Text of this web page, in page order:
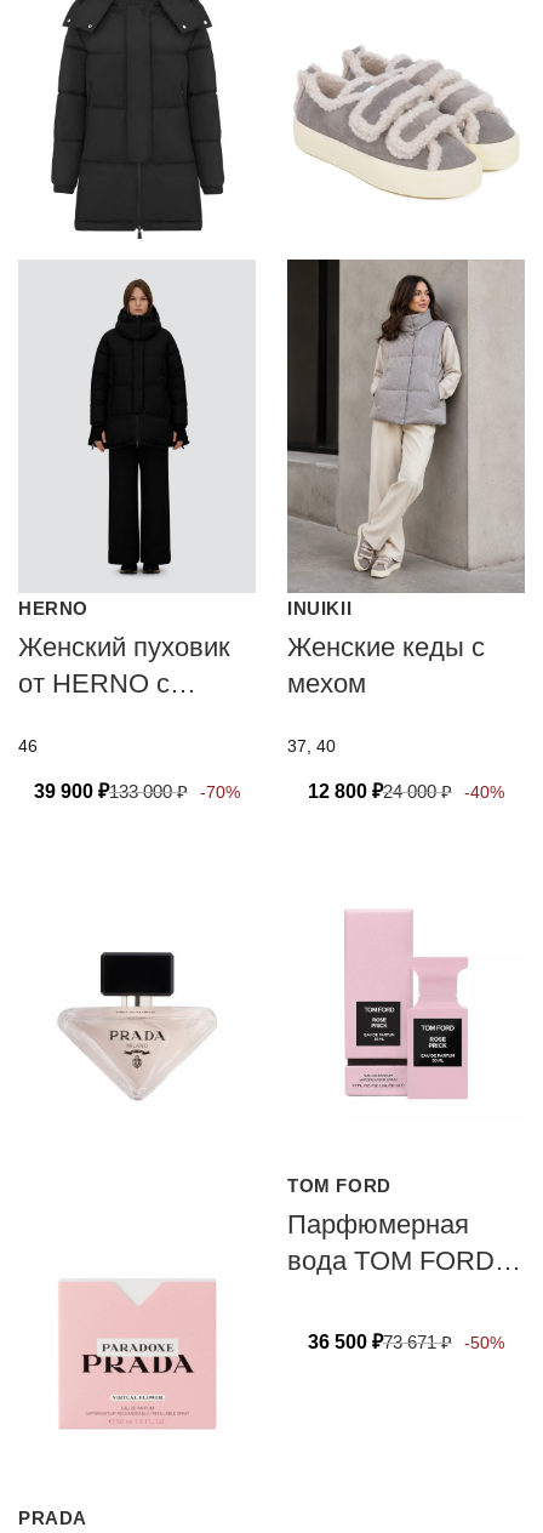
HERNO
Женский пуховик
от HERNO с
METEO
46
39 900 ₽133 000₽ -70%
INUIKII
Женские кеды с
мехом
37, 40
12 800 ₽24 000₽ -40%
PRADA
TOM FORD
Парфюмерная
вода TOM FORD
36 500 ₽73 671₽ -50%